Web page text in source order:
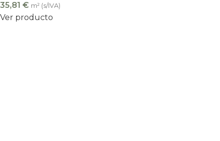
35,81 € m² (s/IVA)
Ver producto